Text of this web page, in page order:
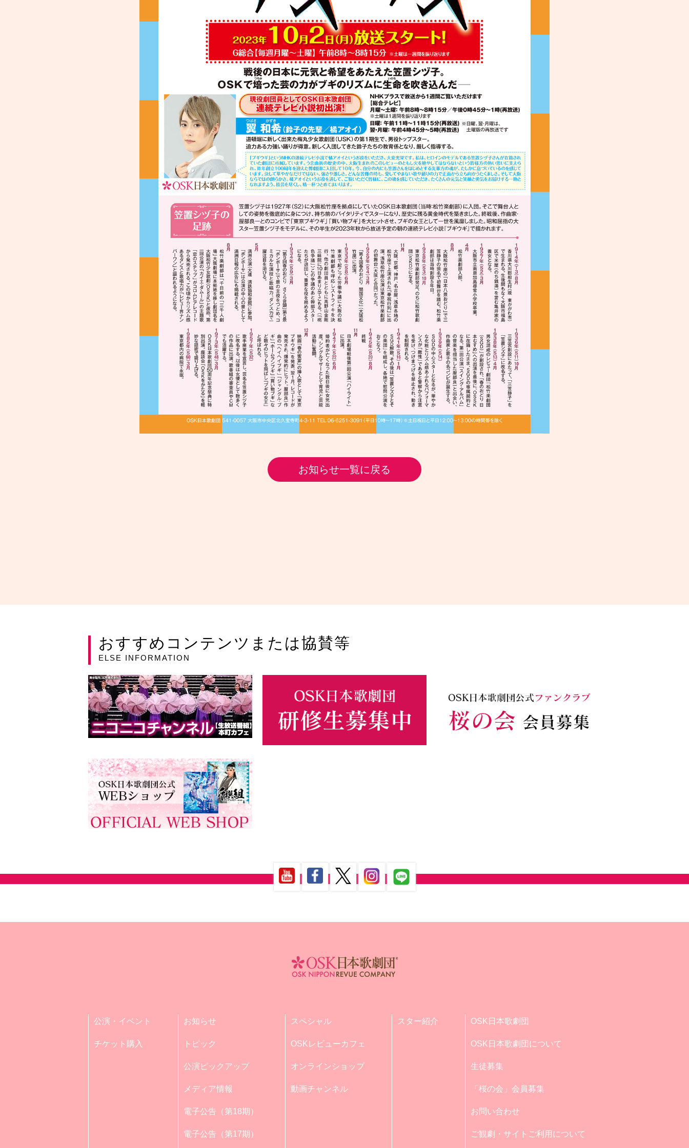
お知らせ一覧に戻る
おすすめコンテンツまたは協賛等
ELSE INFORMATION
公演・イベント
チケット購入
お知らせ
トピック
公演ピックアップ
メディア情報
電子公告（第18期）
電子公告（第17期）
スペシャル
OSKレビューカフェ
オンラインショップ
動画チャンネル
スター紹介 OSK日本歌劇団
OSK日本歌劇団について
生徒募集
「桜の会」会員募集
お問い合わせ
ご観劇・サイトご利用について